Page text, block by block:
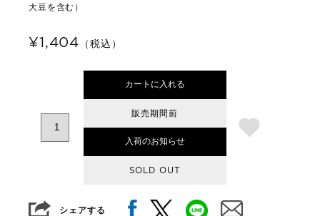
大豆を含む）
¥1,404 （税込）
カートに入れる
販売期間前
入荷のお知らせ
SOLD OUT
シェアする